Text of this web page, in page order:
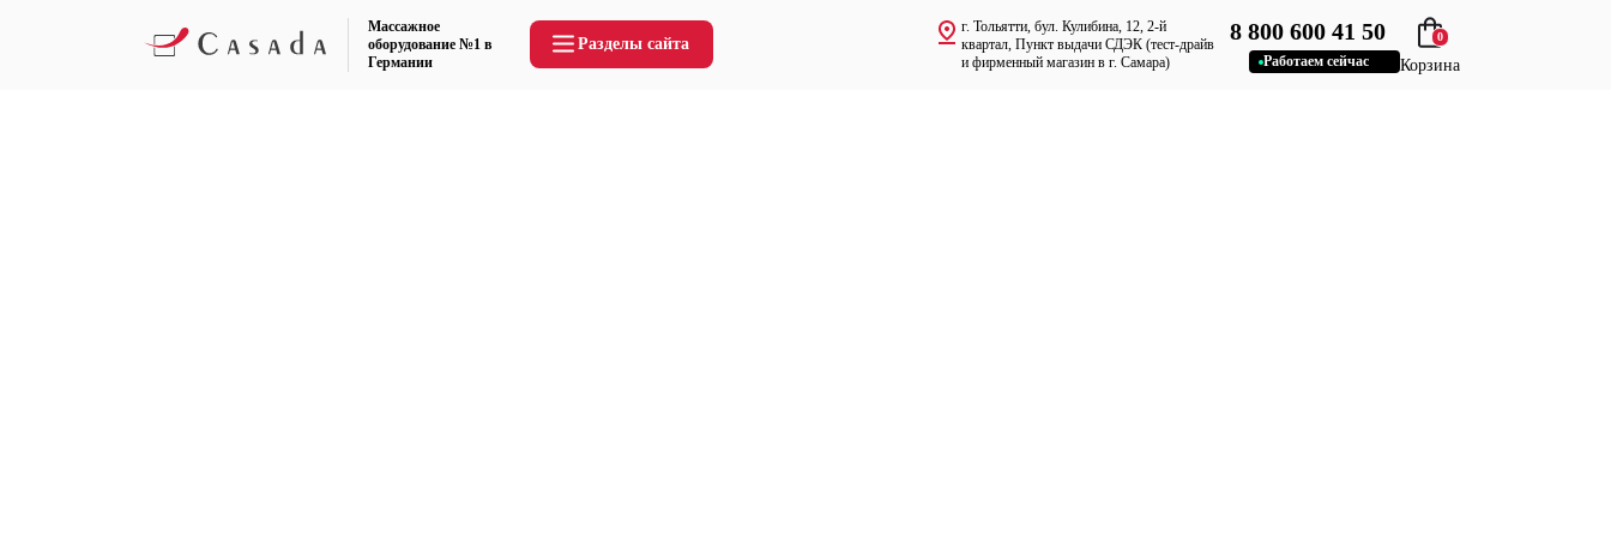
Массажное
оборудование №1 в
Германии
Разделы сайта
г. Тольятти, бул. Кулибина, 12, 2-й
квартал, Пункт выдачи СДЭК (тест-драйв
и фирменный магазин в г. Самара)
8 800 600 41 50
Работаем сейчас
0
Корзина